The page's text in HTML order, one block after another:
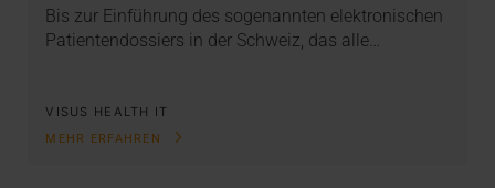
Bis zur Einführung des sogenannten elektronischen
Patientendossiers in der Schweiz, das alle…
VISUS HEALTH IT
MEHR ERFAHREN